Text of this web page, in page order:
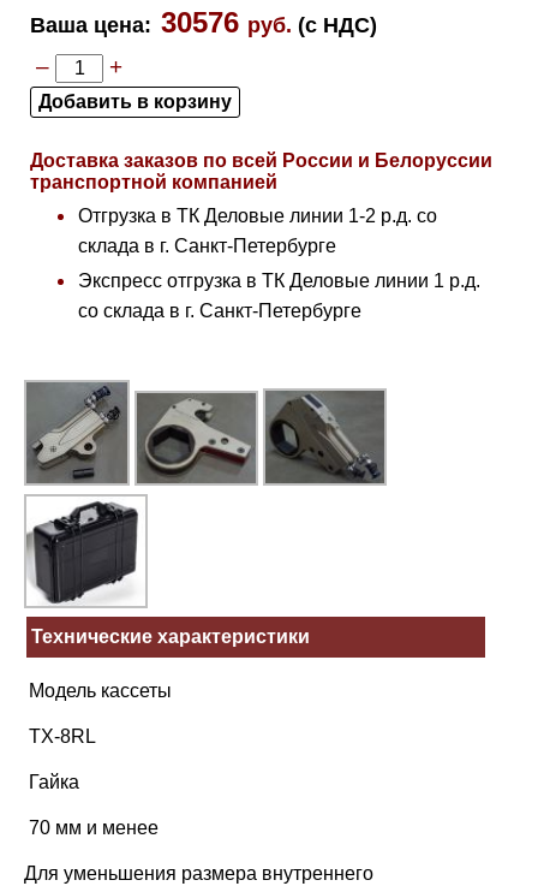
Ваша цена: 30576 руб.(с НДС)
– +
Доставка заказов по всей России и Белоруссии
транспортной компанией
Отгрузка в ТК Деловые линии 1-2 р.д. со
склада в г. Санкт-Петербурге
Экспресс отгрузка в ТК Деловые линии 1 р.д.
со склада в г. Санкт-Петербурге
Технические характеристики
Модель кассеты
TX-8RL
Гайка
70 мм и менее
Для уменьшения размера внутреннего